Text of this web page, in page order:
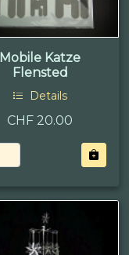
Mobile Katze
Flensted
Details
CHF 20.00